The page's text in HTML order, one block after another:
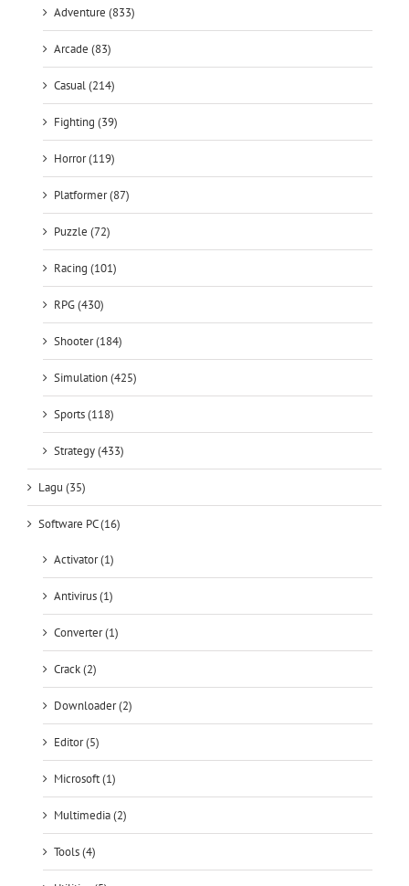
Adventure (833)
Arcade (83)
Casual (214)
Fighting (39)
Horror (119)
Platformer (87)
Puzzle (72)
Racing (101)
RPG (430)
Shooter (184)
Simulation (425)
Sports (118)
Strategy (433)
Lagu (35)
Software PC (16)
Activator (1)
Antivirus (1)
Converter (1)
Crack (2)
Downloader (2)
Editor (5)
Microsoft (1)
Multimedia (2)
Tools (4)